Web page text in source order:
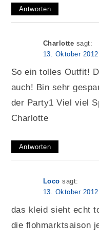
Antworten
Charlotte sagt:
13. Oktober
So ein tolles Outfit!
auch! Bin sehr
der Party1 Viel viel
Charlotte
Antworten
Loco sagt:
13. Oktober
das kleid sieht echt
die flohmarktsaison